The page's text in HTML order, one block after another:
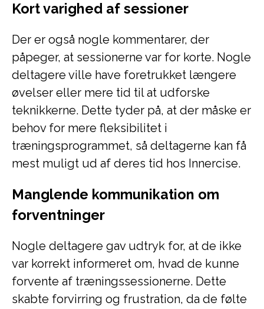
Kort varighed af sessioner
Der er også nogle kommentarer, der
påpeger, at sessionerne var for korte. Nogle
deltagere ville have foretrukket længere
øvelser eller mere tid til at udforske
teknikkerne. Dette tyder på, at der måske er
behov for mere fleksibilitet i
træningsprogrammet, så deltagerne kan få
mest muligt ud af deres tid hos Innercise.
Manglende kommunikation om
forventninger
Nogle deltagere gav udtryk for, at de ikke
var korrekt informeret om, hvad de kunne
forvente af træningssessionerne. Dette
skabte forvirring og frustration, da de følte